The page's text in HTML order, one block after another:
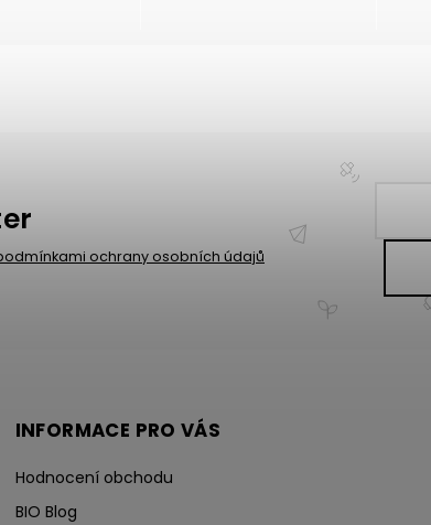
ochrany osobních údajů
INFORMACE PRO VÁS
Hodnocení obchodu
BIO Blog